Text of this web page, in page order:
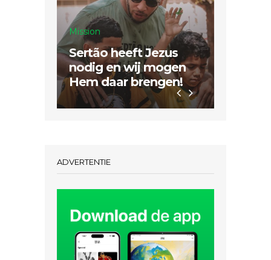
Mission
Sertão heeft Jezus
nodig en wij mogen
Hem daar brengen!
ADVERTENTIE